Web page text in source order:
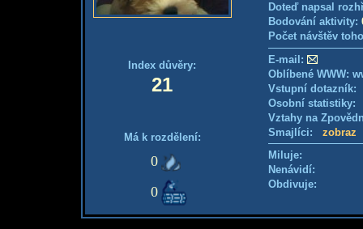
Index důvěry:
21
Má k rozdělení:
0
0
Doteď napsal
Bodování aktivity:
Počet návštěv
E-mail:
Oblíbené WWW:
Vstupní
Osobní
Vztahy na
Smajlíci: zobraz
Miluje:
Nenávidí:
Obdivuje: